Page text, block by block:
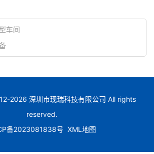
车间
2026 深圳市现瑞科技有限公司 All rights
reserved.
备2023081838号 XML地图